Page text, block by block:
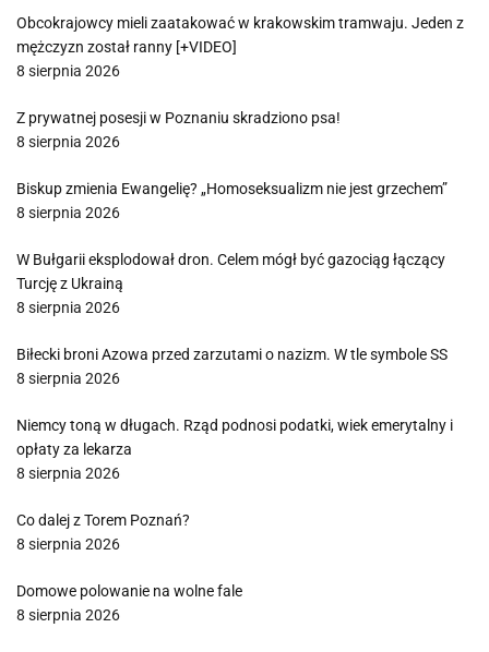
Obcokrajowcy mieli zaatakować w krakowskim tramwaju. Jeden z
mężczyzn został ranny [+VIDEO]
8 sierpnia 2026
Z prywatnej posesji w Poznaniu skradziono psa!
8 sierpnia 2026
Biskup zmienia Ewangelię? „Homoseksualizm nie jest grzechem”
8 sierpnia 2026
W Bułgarii eksplodował dron. Celem mógł być gazociąg łączący
Turcję z Ukrainą
8 sierpnia 2026
Biłecki broni Azowa przed zarzutami o nazizm. W tle symbole SS
8 sierpnia 2026
Niemcy toną w długach. Rząd podnosi podatki, wiek emerytalny i
opłaty za lekarza
8 sierpnia 2026
Co dalej z Torem Poznań?
8 sierpnia 2026
Domowe polowanie na wolne fale
8 sierpnia 2026